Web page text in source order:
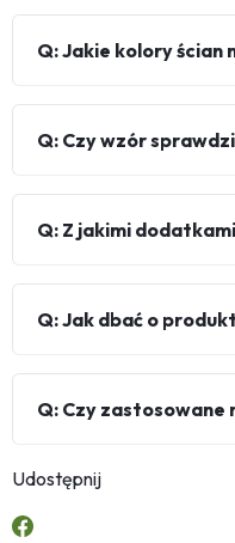
Q: Jakie kolory ścian
Q: Czy wzór
Q: Z jakimi
Q: Jak dbać o
Q: Czy zastosowane
Udostępnij